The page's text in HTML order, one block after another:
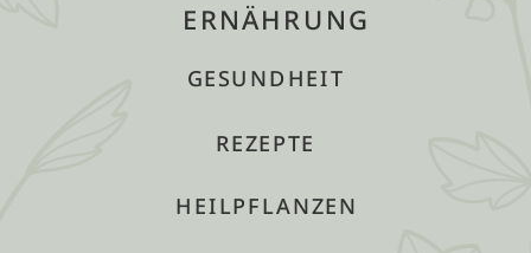
ERNÄHRUNG
GESUNDHEIT
REZEPTE
HEILPFLANZEN